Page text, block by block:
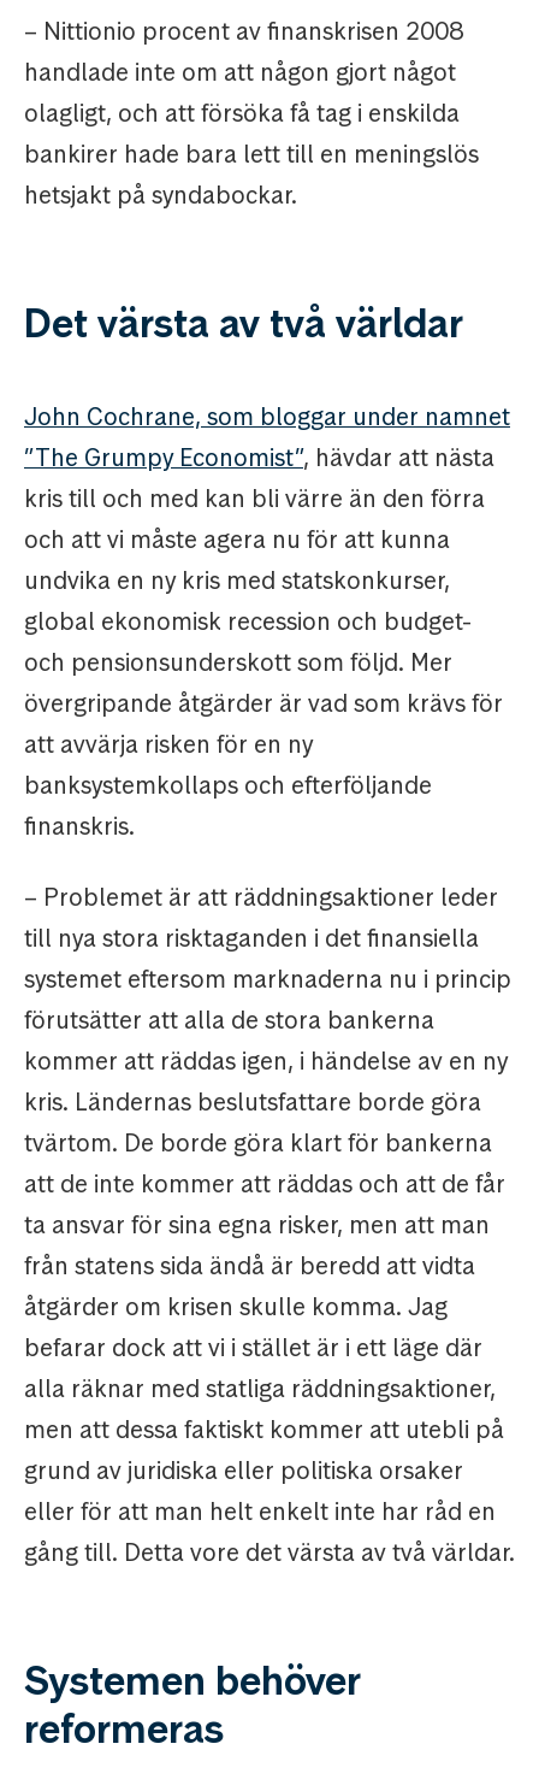
– Nittionio procent av finanskrisen 2008
handlade inte om att någon gjort något
olagligt, och att försöka få tag i enskilda
bankirer hade bara lett till en meningslös
hetsjakt på syndabockar.
Det värsta av två världar
John Cochrane, som bloggar under namnet
”The Grumpy Economist”, hävdar att nästa
kris till och med kan bli värre än den förra
och att vi måste agera nu för att kunna
undvika en ny kris med statskonkurser,
global ekonomisk recession och budget-
och pensionsunderskott som följd. Mer
övergripande åtgärder är vad som krävs för
att avvärja risken för en ny
banksystemkollaps och efterföljande
finanskris.
– Problemet är att räddningsaktioner leder
till nya stora risktaganden i det finansiella
systemet eftersom marknaderna nu i princip
förutsätter att alla de stora bankerna
kommer att räddas igen, i händelse av en ny
kris. Ländernas beslutsfattare borde göra
tvärtom. De borde göra klart för bankerna
att de inte kommer att räddas och att de får
ta ansvar för sina egna risker, men att man
från statens sida ändå är beredd att vidta
åtgärder om krisen skulle komma. Jag
befarar dock att vi i stället är i ett läge där
alla räknar med statliga räddningsaktioner,
men att dessa faktiskt kommer att utebli på
grund av juridiska eller politiska orsaker
eller för att man helt enkelt inte har råd en
gång till. Detta vore det värsta av två världar.
Systemen behöver
reformeras